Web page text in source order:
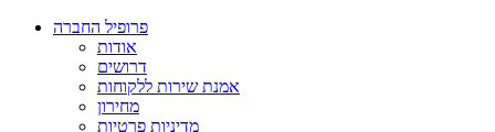
פרופיל החברה
אודות
דרושים
אמנת שירות ללקוחות
מחירון
מדיניות פרטיות